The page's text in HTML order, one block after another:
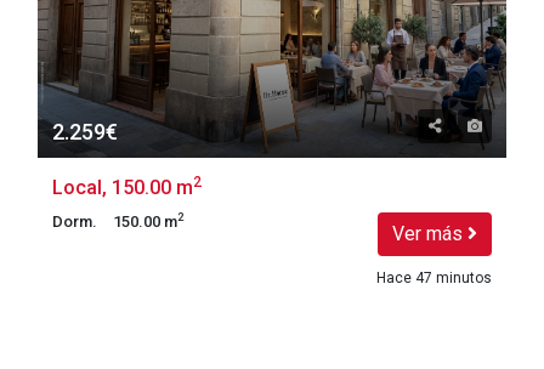
2.259€
Local, 150.00 m2
Dorm. 150.00 m2
Ver más
Hace 47 minutos